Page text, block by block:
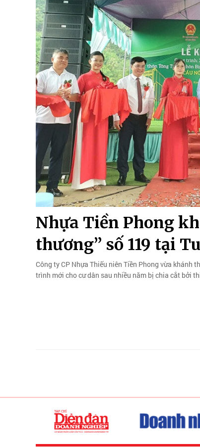
Nhựa Tiền Phong
thương” số 119 tại
Công ty CP Nhựa Thiếu niên Tiền Phong vừa khánh
trình mới cho cư dân sau nhiều năm bị chia cắt bởi